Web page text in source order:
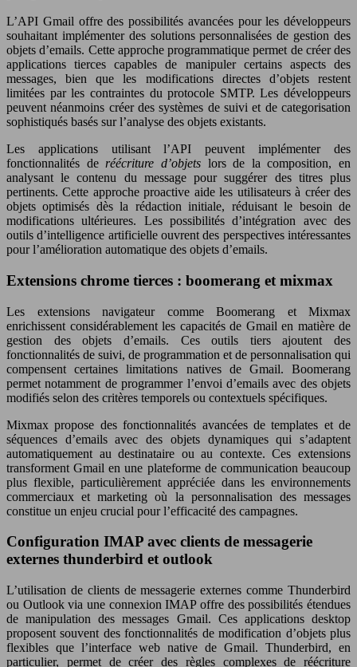
L’API Gmail offre des possibilités avancées pour les développeurs
souhaitant implémenter des solutions personnalisées de gestion des
objets d’emails. Cette approche programmatique permet de créer des
applications tierces capables de manipuler certains aspects des
messages, bien que les modifications directes d’objets restent
limitées par les contraintes du protocole SMTP. Les développeurs
peuvent néanmoins créer des systèmes de suivi et de categorisation
sophistiqués basés sur l’analyse des objets existants.
Les applications utilisant l’API peuvent implémenter des
fonctionnalités de réécriture d’objets lors de la composition, en
analysant le contenu du message pour suggérer des titres plus
pertinents. Cette approche proactive aide les utilisateurs à créer des
objets optimisés dès la rédaction initiale, réduisant le besoin de
modifications ultérieures. Les possibilités d’intégration avec des
outils d’intelligence artificielle ouvrent des perspectives intéressantes
pour l’amélioration automatique des objets d’emails.
Extensions chrome tierces : boomerang et mixmax
Les extensions navigateur comme Boomerang et Mixmax
enrichissent considérablement les capacités de Gmail en matière de
gestion des objets d’emails. Ces outils tiers ajoutent des
fonctionnalités de suivi, de programmation et de personnalisation qui
compensent certaines limitations natives de Gmail. Boomerang
permet notamment de programmer l’envoi d’emails avec des objets
modifiés selon des critères temporels ou contextuels spécifiques.
Mixmax propose des fonctionnalités avancées de templates et de
séquences d’emails avec des objets dynamiques qui s’adaptent
automatiquement au destinataire ou au contexte. Ces extensions
transforment Gmail en une plateforme de communication beaucoup
plus flexible, particulièrement appréciée dans les environnements
commerciaux et marketing où la personnalisation des messages
constitue un enjeu crucial pour l’efficacité des campagnes.
Configuration IMAP avec clients de messagerie
externes thunderbird et outlook
L’utilisation de clients de messagerie externes comme Thunderbird
ou Outlook via une connexion IMAP offre des possibilités étendues
de manipulation des messages Gmail. Ces applications desktop
proposent souvent des fonctionnalités de modification d’objets plus
flexibles que l’interface web native de Gmail. Thunderbird, en
particulier, permet de créer des règles complexes de réécriture